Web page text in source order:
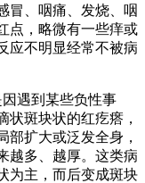
冒、咽痛、发烧、咽
点，略微有一些痒或
应不明显经常不被病
遇到某些负性事
状斑块状的红疙瘩，
部扩大或泛发全身，
越多、越厚。这类病
为主，而后变成斑块